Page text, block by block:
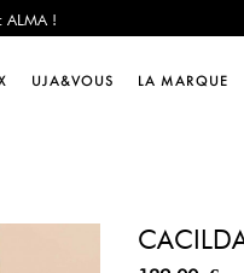
à votre compte !
à votre compte !
UJA&VOUS LA MARQUE